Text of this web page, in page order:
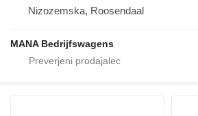
Nizozemska, Roosendaal
MANA Bedrijfswagens